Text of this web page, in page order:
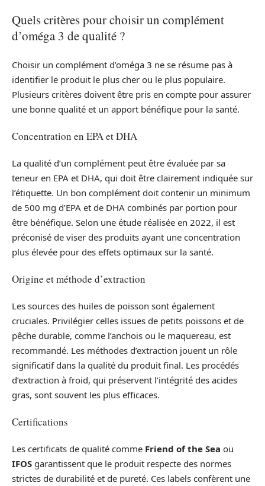
Quels critères pour choisir un complément
d’oméga 3 de qualité ?
Choisir un complément d’oméga 3 ne se résume pas à
identifier le produit le plus cher ou le plus populaire.
Plusieurs critères doivent être pris en compte pour assurer
une bonne qualité et un apport bénéfique pour la santé.
Concentration en EPA et DHA
La qualité d’un complément peut être évaluée par sa
teneur en EPA et DHA, qui doit être clairement indiquée sur
l’étiquette. Un bon complément doit contenir un minimum
de 500 mg d’EPA et de DHA combinés par portion pour
être bénéfique. Selon une étude réalisée en 2022, il est
préconisé de viser des produits ayant une concentration
plus élevée pour des effets optimaux sur la santé.
Origine et méthode d’extraction
Les sources des huiles de poisson sont également
cruciales. Privilégier celles issues de petits poissons et de
pêche durable, comme l’anchois ou le maquereau, est
recommandé. Les méthodes d’extraction jouent un rôle
significatif dans la qualité du produit final. Les procédés
d’extraction à froid, qui préservent l’intégrité des acides
gras, sont souvent les plus efficaces.
Certifications
Les certificats de qualité comme Friend of the Sea ou
IFOS garantissent que le produit respecte des normes
strictes de durabilité et de pureté. Ces labels confèrent une